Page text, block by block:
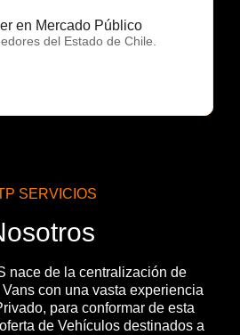
en Mercado Público
del Estado de Chile.
Servicios
SERVICIOS
nace de la centralización de
con una vasta experiencia
para conformar de esta
de Vehículos destinados a